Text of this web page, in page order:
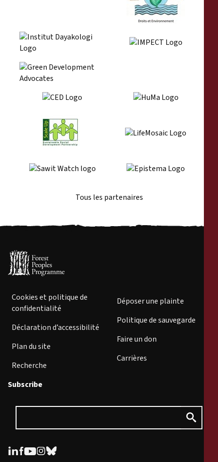
Tous les partenaires
Cookies et politique de
confidentialité
Déclaration d’accessibilité
Plan du site
Recherche
Déposer une plainte
Politique de sauvegarde
Faire un don
Carrières
Subscribe